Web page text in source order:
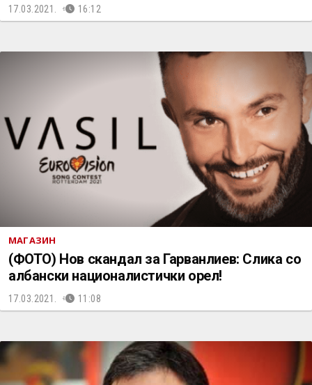
17.03.2021. 16:12
МАГАЗИН
(ФОТО) Нов скандал за Гарванлиев: Слика со
албански националистички орел!
17.03.2021. 11:08